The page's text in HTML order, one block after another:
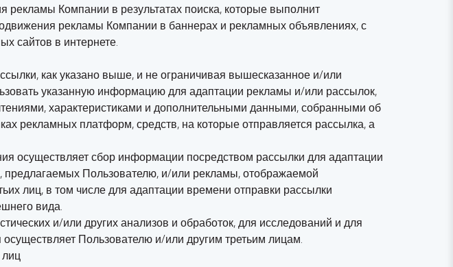
Компании в результатах поиска, которые выполнит
рекламы Компании в баннерах и рекламных объявлениях, с
сайтов в интернете.
как указано выше, и не ограничивая вышесказанное и/или
указанную информацию для адаптации рекламы и/или рассылок,
характеристиками и дополнительными данными, собранными об
рекламных платформ, средств, на которые отправляется рассылка, а
осуществляет сбор информации посредством рассылки для адаптации
Пользователю, и/или рекламы, отображаемой
лиц, в том числе для адаптации времени отправки рассылки
вида.
и/или других анализов и обработок, для исследований и для
Пользователю и/или другим третьим лицам.